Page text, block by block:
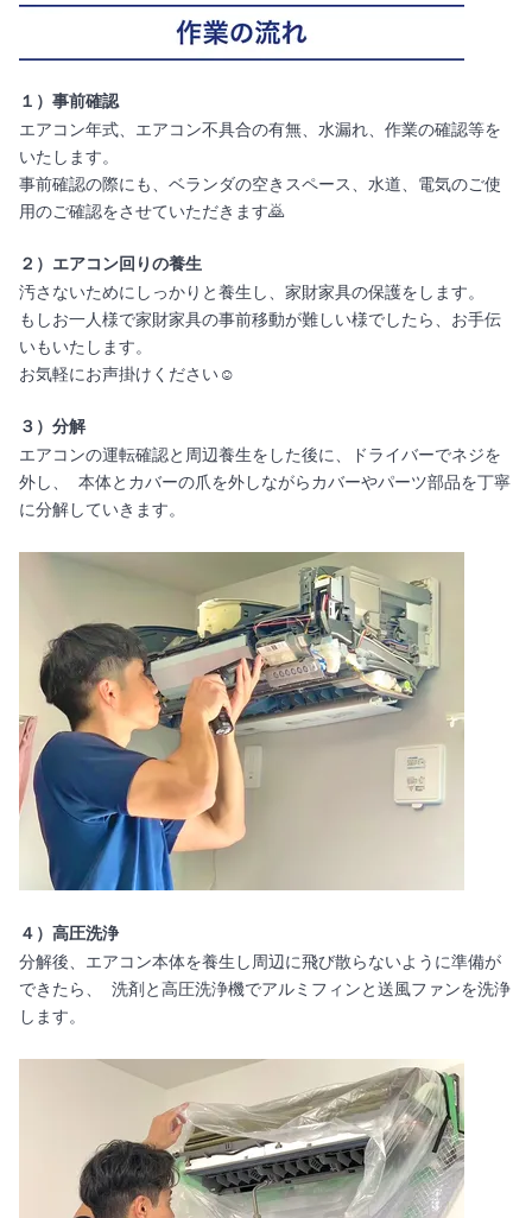
１）事前確認
エアコン年式、エアコン不具合の有無、水漏れ、作業の確認等を
いたします。
事前確認の際にも、ベランダの空きスペース、水道、電気のご使
用のご確認をさせていただきます🙇
２）エアコン回りの養生
汚さないためにしっかりと養生し、家財家具の保護をします。
もしお一人様で家財家具の事前移動が難しい様でしたら、お手伝
いもいたします。
お気軽にお声掛けください☺️
３）分解
エアコンの運転確認と周辺養生をした後に、ドライバーでネジを
外し、 本体とカバーの爪を外しながらカバーやパーツ部品を丁寧
に分解していきます。
４）高圧洗浄
分解後、エアコン本体を養生し周辺に飛び散らないように準備が
できたら、 洗剤と高圧洗浄機でアルミフィンと送風ファンを洗浄
します。